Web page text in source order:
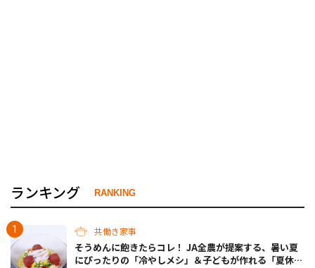
ランキング RANKING
共働き家事
そうめんに飽きたらコレ！ JA全農が提案する、暑い夏
にぴったりの「冷やしメシ」＆子どもが作れる「夏休み